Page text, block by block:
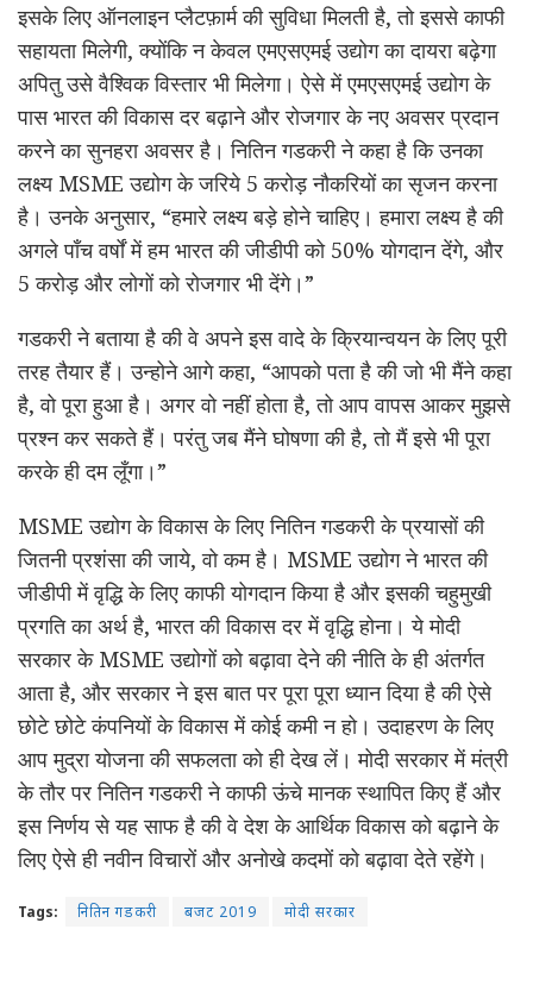
इसके लिए ऑनलाइन प्लैटफ़ार्म की सुविधा मिलती है, तो इससे काफी
सहायता मिलेगी, क्योंकि न केवल एमएसएमई उद्योग का दायरा बढ़ेगा
अपितु उसे वैश्विक विस्तार भी मिलेगा। ऐसे में एमएसएमई उद्योग के
पास भारत की विकास दर बढ़ाने और रोजगार के नए अवसर प्रदान
करने का सुनहरा अवसर है। नितिन गडकरी ने कहा है कि उनका
लक्ष्य MSME उद्योग के जरिये 5 करोड़ नौकरियों का सृजन करना
है। उनके अनुसार, “हमारे लक्ष्य बड़े होने चाहिए। हमारा लक्ष्य है की
अगले पाँच वर्षों में हम भारत की जीडीपी को 50% योगदान देंगे, और
5 करोड़ और लोगों को रोजगार भी देंगे।”
गडकरी ने बताया है की वे अपने इस वादे के क्रियान्वयन के लिए पूरी
तरह तैयार हैं। उन्होने आगे कहा, “आपको पता है की जो भी मैंने कहा
है, वो पूरा हुआ है। अगर वो नहीं होता है, तो आप वापस आकर मुझसे
प्रश्न कर सकते हैं। परंतु जब मैंने घोषणा की है, तो मैं इसे भी पूरा
करके ही दम लूँगा।”
MSME उद्योग के विकास के लिए नितिन गडकरी के प्रयासों की
जितनी प्रशंसा की जाये, वो कम है। MSME उद्योग ने भारत की
जीडीपी में वृद्धि के लिए काफी योगदान किया है और इसकी चहुमुखी
प्रगति का अर्थ है, भारत की विकास दर में वृद्धि होना। ये मोदी
सरकार के MSME उद्योगों को बढ़ावा देने की नीति के ही अंतर्गत
आता है, और सरकार ने इस बात पर पूरा पूरा ध्यान दिया है की ऐसे
छोटे छोटे कंपनियों के विकास में कोई कमी न हो। उदाहरण के लिए
आप मुद्रा योजना की सफलता को ही देख लें। मोदी सरकार में मंत्री
के तौर पर नितिन गडकरी ने काफी ऊंचे मानक स्थापित किए हैं और
इस निर्णय से यह साफ है की वे देश के आर्थिक विकास को बढ़ाने के
लिए ऐसे ही नवीन विचारों और अनोखे कदमों को बढ़ावा देते रहेंगे।
Tags: नितिन गडकरी बजट 2019 मोदी सरकार